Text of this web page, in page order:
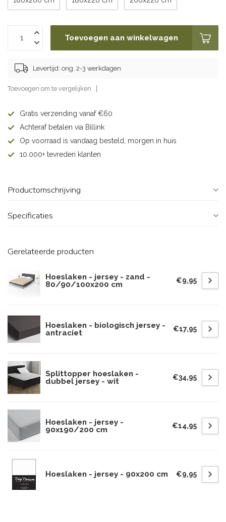
Toevoegen aan winkelwagen
Levertijd: ong. 2-3 werkdagen
Toevoegen om te vergelijken
Gratis verzending vanaf €60
Achteraf betalen via Billink
Op voorraad is vandaag besteld, morgen in huis
10.000+ tevreden klanten
Productomschrijving
Specificaties
Gerelateerde producten
Hoeslaken - jersey - zand -
80/90/100x200 cm
€9,95
Hoeslaken - biologisch jersey -
antraciet
€17,95
Splittopper hoeslaken -
dubbel jersey - wit
€34,95
Hoeslaken - jersey -
90x190/200 cm
€14,95
Hoeslaken - jersey - 90x200 cm €9,95